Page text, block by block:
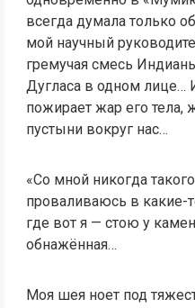
всегда думала только
мой научный
гремучая смесь
Дугласа в одном лице…
пожирает жар его тела,
пустыни вокруг нас…
«Со мной никогда
проваливаюсь в какие-
где вот я — стою у
обнажённая…
Моя шея ноет под